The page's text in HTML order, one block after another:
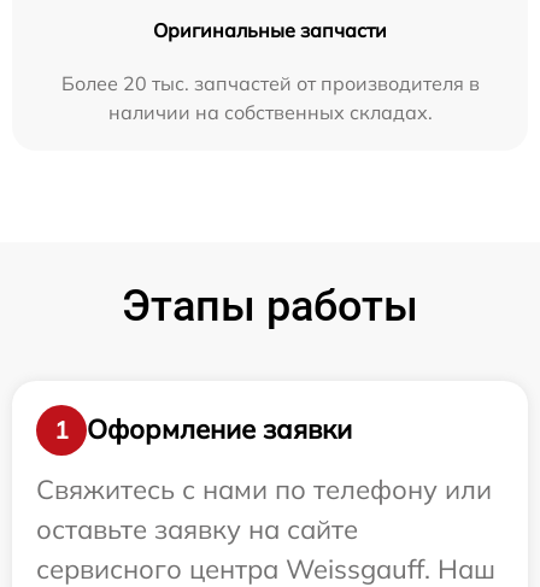
Оригинальные запчасти
Более 20 тыс. запчастей от производителя в
наличии на собственных складах.
Этапы работы
1
Оформление заявки
Свяжитесь с нами по телефону или
оставьте заявку на сайте
сервисного центра Weissgauff. Наш